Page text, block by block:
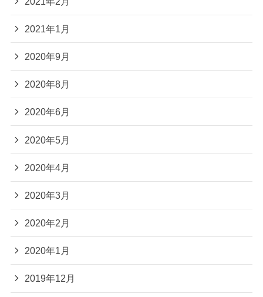
2021年1月
2020年9月
2020年8月
2020年6月
2020年5月
2020年4月
2020年3月
2020年2月
2020年1月
2019年12月